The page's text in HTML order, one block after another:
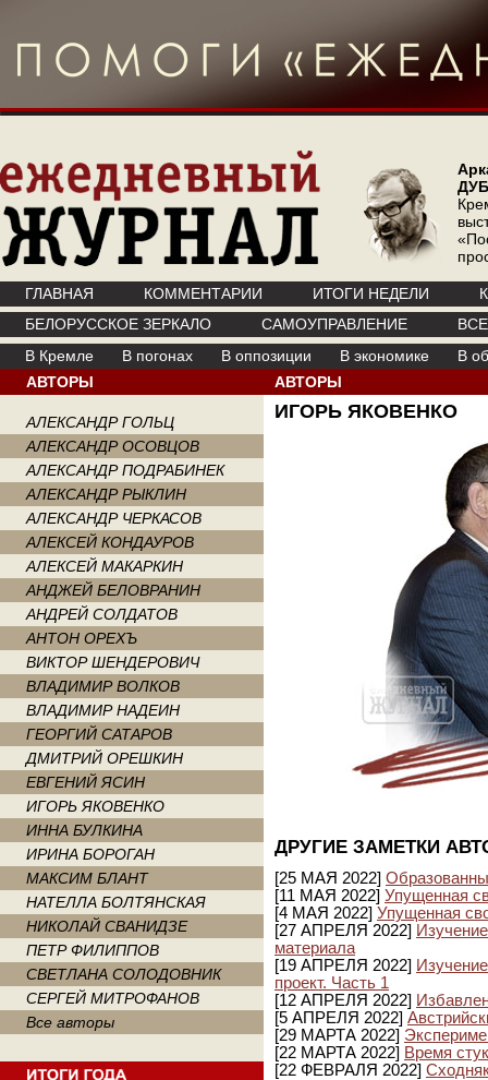
ГЛАВНАЯ КОММЕНТАРИИ ИТОГИ НЕДЕЛИ
БЕЛОРУССКОЕ ЗЕРКАЛО
САМОУПРАВЛЕНИЕ
В Кремле
В погонах В оппозиции В экономике
В
АВТОРЫ
АЛЕКСАНДР ГОЛЬЦ
АЛЕКСАНДР ОСОВЦОВ
АЛЕКСАНДР ПОДРАБИНЕК
АЛЕКСАНДР РЫКЛИН
АЛЕКСАНДР ЧЕРКАСОВ
АЛЕКСЕЙ КОНДАУРОВ
АЛЕКСЕЙ МАКАРКИН
АНДЖЕЙ БЕЛОВРАНИН
АНДРЕЙ СОЛДАТОВ
АНТОН ОРЕХЪ
ВИКТОР ШЕНДЕРОВИЧ
ВЛАДИМИР ВОЛКОВ
ВЛАДИМИР НАДЕИН
ГЕОРГИЙ САТАРОВ
ДМИТРИЙ ОРЕШКИН
ЕВГЕНИЙ ЯСИН
ИГОРЬ ЯКОВЕНКО
ИННА БУЛКИНА
ИРИНА БОРОГАН
МАКСИМ БЛАНТ
НАТЕЛЛА БОЛТЯНСКАЯ
НИКОЛАЙ СВАНИДЗЕ
ПЕТР ФИЛИППОВ
СВЕТЛАНА СОЛОДОВНИК
СЕРГЕЙ МИТРОФАНОВ
Все авторы
АВТОРЫ
ИГОРЬ ЯКОВЕНКО
ДРУГИЕ ЗАМЕТКИ
[25 МАЯ 2022]
[11 МАЯ 2022] Упущенная
[4 МАЯ 2022] Упущенная
[27 АПРЕЛЯ 2022]
материала
[19 АПРЕЛЯ 2022]
проект. Часть 1
[12 АПРЕЛЯ 2022]
[5 АПРЕЛЯ 2022]
[29 МАРТА 2022]
[22 МАРТА 2022] Время
[22 ФЕВРАЛЯ 2022]